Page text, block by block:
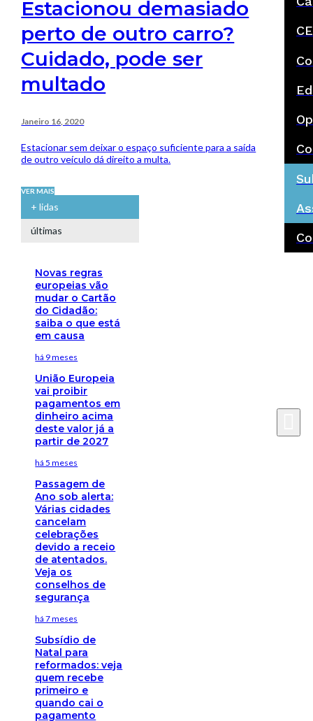
Estacionou demasiado
perto de outro carro?
Cuidado, pode ser
multado
Janeiro 16, 2020
Estacionar sem deixar o espaço suficiente para a saída
de outro veículo dá direito a multa.
VER MAIS
+ lidas
últimas
Novas regras
europeias vão
mudar o Cartão
do Cidadão:
saiba o que está
em causa
há 9 meses
União Europeia
vai proibir
pagamentos em
dinheiro acima
deste valor já a
partir de 2027
há 5 meses
Passagem de
Ano sob alerta:
Várias cidades
cancelam
celebrações
devido a receio
de atentados.
Veja os
conselhos de
segurança
há 7 meses
Subsídio de
Natal para
reformados: veja
quem recebe
primeiro e
quando cai o
pagamento